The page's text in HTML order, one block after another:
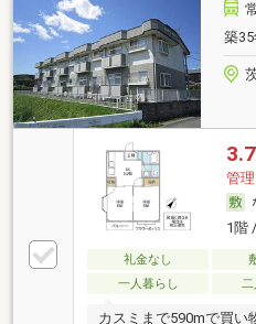
築
管
1階
礼金なし
一人暮らし
カスミまで590mで買